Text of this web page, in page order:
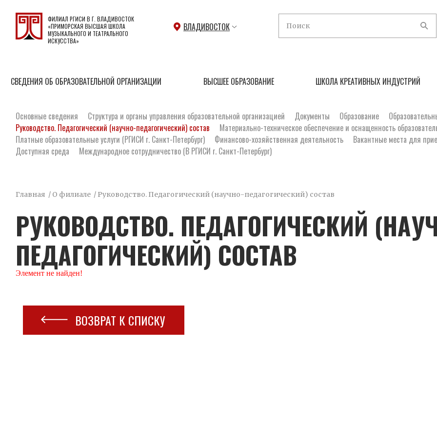
ФИЛИАЛ РГИСИ В Г. ВЛАДИВОСТОК
«ПРИМОРСКАЯ ВЫСШАЯ ШКОЛА
МУЗЫКАЛЬНОГО И ТЕАТРАЛЬНОГО
ИСКУССТВА»
ВЛАДИВОСТОК
СВЕДЕНИЯ ОБ ОБРАЗОВАТЕЛЬНОЙ ОРГАНИЗАЦИИ ВЫСШЕЕ ОБРАЗОВАНИЕ ШКОЛА КРЕАТИВНЫХ ИНДУСТРИЙ
Основные сведения Структура и органы управления образовательной организацией Документы Образование
Руководство. Педагогический (научно-педагогический) состав
Материально-техническое обеспечение и оснащенность
Платные образовательные услуги (РГИСИ г. Санкт-Петербург)
Финансово-хозяйственная деятельность
Вакантные места для
Доступная среда
Международное сотрудничество (В РГИСИ г. Санкт-Петербург)
Главная / О филиале / Руководство. Педагогический (научно-педагогический) состав
РУКОВОДСТВО. ПЕДАГОГИЧЕСКИЙ
ПЕДАГОГИЧЕСКИЙ) СОСТАВ
Элемент не найден!
ВОЗВРАТ К СПИСКУ